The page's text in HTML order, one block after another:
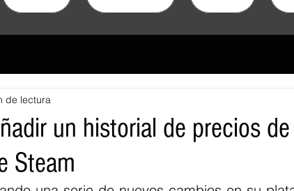
un historial de precios
Steam
de lectura